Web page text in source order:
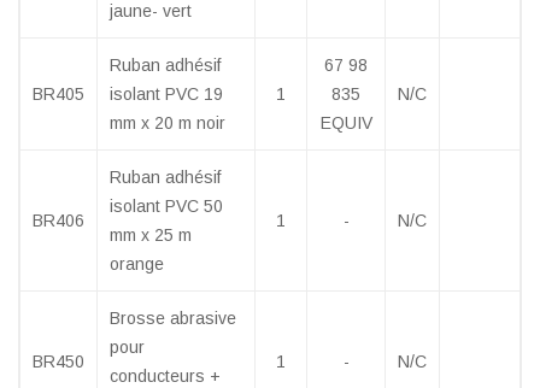
jaune- vert
BR405
Ruban adhésif
isolant PVC 19
mm x 20 m noir
1
67 98
835
EQUIV
N/C
BR406
Ruban adhésif
isolant PVC 50
mm x 25 m
orange
1 - N/C
BR450
Brosse abrasive
pour
conducteurs +
1 - N/C